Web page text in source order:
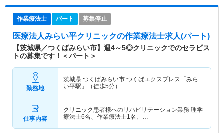
作業療法士 パート 募集停止
医療法人みらい平クリニックの作業療法士求人(パート)
【茨城県／つくばみらい市】週4～5◎クリニックでのセラピス
トの募集です！＜パート＞
勤務地
茨城県 つくばみらい市 つくばエクスプレス「みら
い平駅」（徒歩5分）
仕事内容
クリニック患者様へのリハビリテーション業務 理学
療法士6名、作業療法士1名、…